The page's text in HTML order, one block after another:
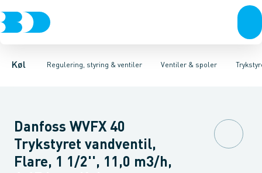
Køl Regulering, styring & ventiler
KompressorerKondenseringsaggregaterFordampere
Ventiler & spoler
Pressostater & termostaterSensorer & transmitterer
Magnetventiler til vandMagnetventiler til kølemiddel
Danfoss WVFX 40
Trykstyret vandventil,
Flare, 1 1/2'', 11,0 m3/h,